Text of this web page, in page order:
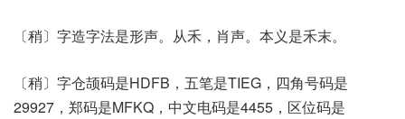
〔稍〕字造字法是形声。从禾，肖声。本义是禾末。
〔稍〕字仓颉码是HDFB，五笔是TIEG，四角号码是
29927，郑码是MFKQ，中文电码是4455，区位码是